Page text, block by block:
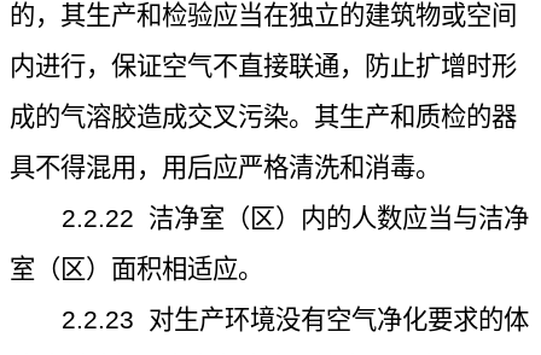
的，其生产和检验应当在独立的建筑物或空间
内进行，保证空气不直接联通，防止扩增时形
成的气溶胶造成交叉污染。其生产和质检的器
具不得混用，用后应严格清洗和消毒。
2.2.22 洁净室（区）内的人数应当与洁净
室（区）面积相适应。
2.2.23 对生产环境没有空气净化要求的体